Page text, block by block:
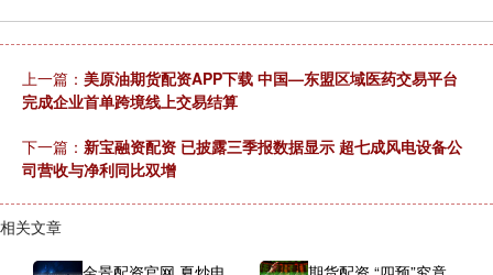
上一篇： 美原油期货配资APP下载 中国—东盟区域医药交易平台
完成企业首单跨境线上交易结算
下一篇： 新宝融资配资 已披露三季报数据显示 超七成风电设备公
司营收与净利同比双增
相关文章